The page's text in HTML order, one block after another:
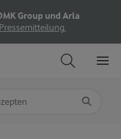
Group und Arla